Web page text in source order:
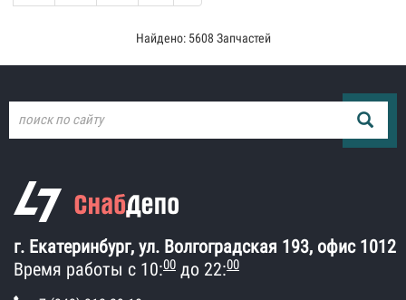
Найдено: 5608 Запчастей
г. Екатеринбург, ул. Волгоградская 193, офис 1012
Время работы с 10:00 до 22:00